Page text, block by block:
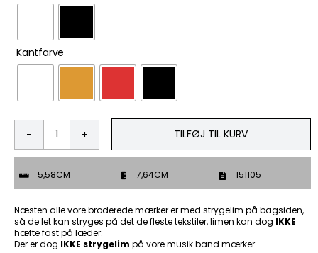
Kantfarve
½%
-
Mærke
antal
TILFØJ TIL KURV
5,58CM 7,64CM 151105
Næsten alle vore broderede mærker er med strygelim på bagsiden,
så de let kan stryges på det de fleste tekstiler, limen kan dog IKKE
hæfte fast på læder.
Der er dog IKKE strygelim på vore musik band mærker.